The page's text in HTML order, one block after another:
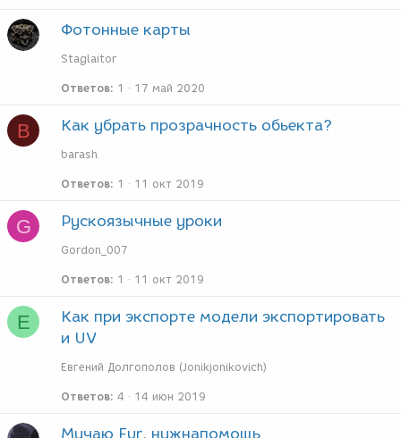
Фотонные карты
Staglaitor
Ответов 1 17 май 2020
B Как убрать прозрачность обьекта?
barash
Ответов 1 11 окт 2019
G Рускоязычные уроки
Gordon_007
Ответов 1 11 окт 2019
Е
Как при экспорте модели экспортировать
и UV
Евгений Долгополов (Jonikjonikovich)
Ответов 4 14 июн 2019
Мучаю Fur, нужнапомощь